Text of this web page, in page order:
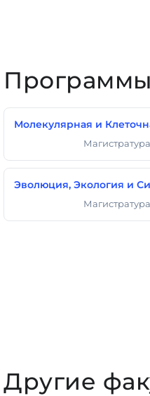
Молекулярная и
Магистратура
Эволюция, Экология и
Магистратура
Другие